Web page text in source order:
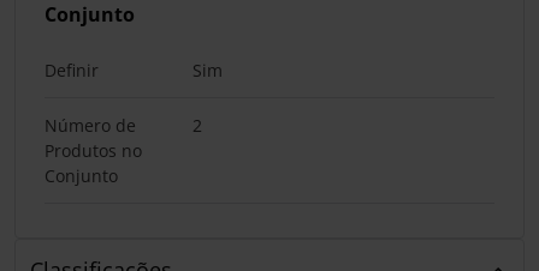
Conjunto
Definir Sim
Número de
Produtos no
Conjunto
2